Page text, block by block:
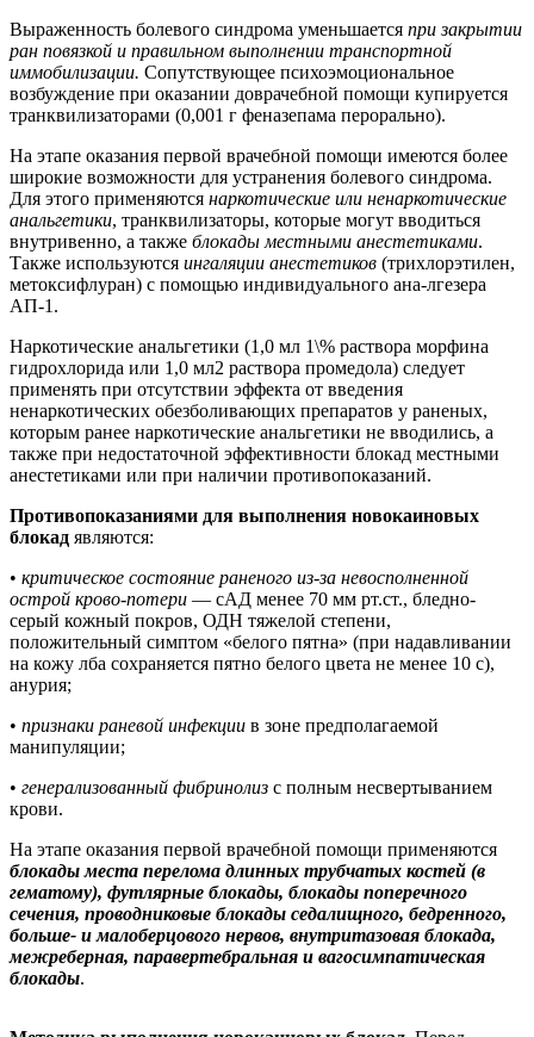
Выраженность болевого синдрома уменьшается при закрытии
ран повязкой и правильном выполнении транспортной
иммобилизации. Сопутствующее психоэмоциональное
возбуждение при оказании доврачебной помощи купируется
транквилизаторами (0,001 г феназепама перорально).
На этапе оказания первой врачебной помощи имеются более
широкие возможности для устранения болевого синдрома.
Для этого применяются наркотические или ненаркотические
анальгетики, транквилизаторы, которые могут вводиться
внутривенно, а также блокады местными анестетиками.
Также используются ингаляции анестетиков (трихлорэтилен,
метоксифлуран) с помощью индивидуального ана-лгезера
АП-1.
Наркотические анальгетики (1,0 мл 1\% раствора морфина
гидрохлорида или 1,0 мл2 раствора промедола) следует
применять при отсутствии эффекта от введения
ненаркотических обезболивающих препаратов у раненых,
которым ранее наркотические анальгетики не вводились, а
также при недостаточной эффективности блокад местными
анестетиками или при наличии противопоказаний.
Противопоказаниями для выполнения новокаиновых
блокад являются:
• критическое состояние раненого из-за невосполненной
острой крово-потери — сАД менее 70 мм рт.ст., бледно-
серый кожный покров, ОДН тяжелой степени,
положительный симптом «белого пятна» (при надавливании
на кожу лба сохраняется пятно белого цвета не менее 10 с),
анурия;
• признаки раневой инфекции в зоне предполагаемой
манипуляции;
• генерализованный фибринолиз с полным несвертыванием
крови.
На этапе оказания первой врачебной помощи применяются
блокады места перелома длинных трубчатых костей (в
гематому), футлярные блокады, блокады поперечного
сечения, проводниковые блокады седалищного, бедренного,
больше- и малоберцового нервов, внутритазовая блокада,
межреберная, паравертебральная и вагосимпатическая
блокады.